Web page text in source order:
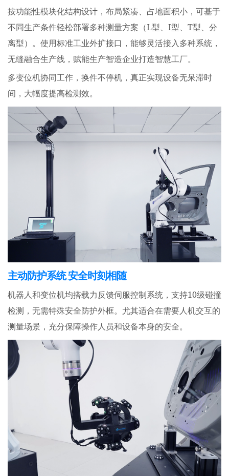
按功能性模块化结构设计，布局紧凑、占地面积小，可基于
不同生产条件轻松部署多种测量方案（L型、 I型、 T型、分
离型）。使用标准工业外扩接口，能够灵活接入多种系统，
无缝融合生产线，赋能生产智造企业打造智慧工厂。
多变位机协同工作，换件不停机，真正实现设备无呆滞时
间，大幅度提高检测效。
主动防护系统 安全时刻相随
机器人和变位机均搭载力反馈伺服控制系统，支持10级碰撞
检测，无需特殊安全防护外框。尤其适合在需要人机交互的
测量场景，充分保障操作人员和设备本身的安全。